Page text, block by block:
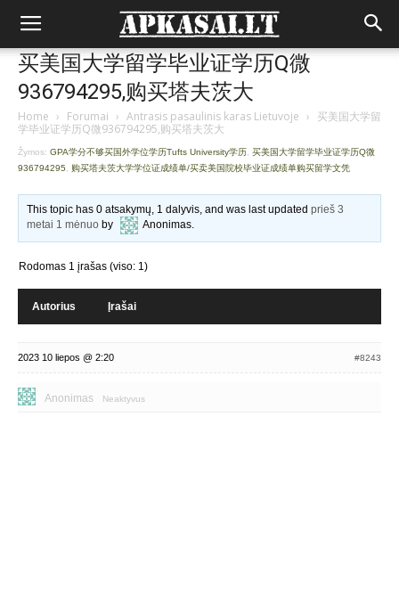
买美国大学留学毕业证学历Q微
936794295,购买塔夫茨大
Home › Forumai › Antrasis pasaulinis karas Lietuvoje › 买美国大学留
学毕业证学历Q微936794295,购买塔夫茨大
Žymos: GPA学分不够买国外学位学历Tufts University学历 买美国大学留学毕业证学历Q微
936794295
购买塔夫茨大学学位证成绩单/买卖美国院校毕业证成绩单购买留学文凭
This topic has 0 atsakymų, 1 dalyvis, and was last updatedprieš 3
metai 1 mėnuo by Anonimas.
Rodomas 1 įrašas (viso: 1)
Autorius Įrašai
2023 10 liepos @ 2:20 #8243
Anonimas Neaktyvus